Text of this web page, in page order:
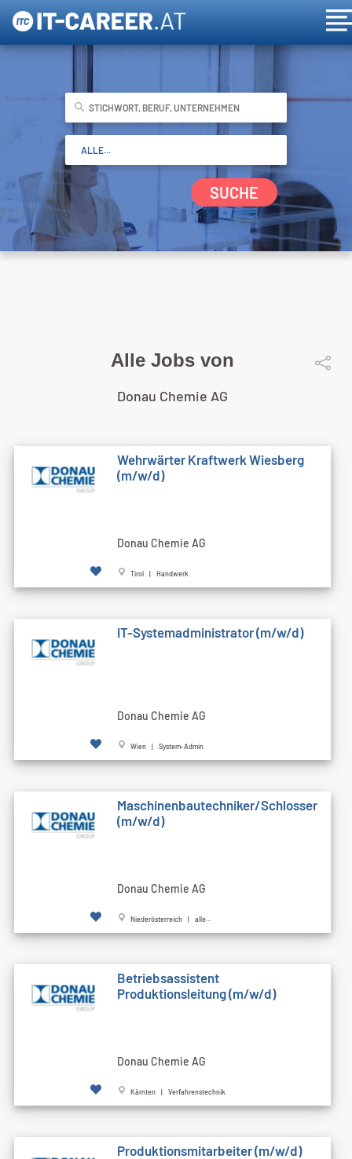
SUCHE
Alle Jobs von
Donau Chemie AG
Wehrwärter Kraftwerk Wiesberg
(m/w/d)
Donau Chemie AG
Tirol | Handwerk
IT-Systemadministrator (m/w/d)
Donau Chemie AG
Wien | System-Admin
Maschinenbautechniker/Schlosser
(m/w/d)
Donau Chemie AG
Niederösterreich | alle...
Betriebsassistent
Produktionsleitung (m/w/d)
Donau Chemie AG
Kärnten | Verfahrenstechnik
Produktionsmitarbeiter (m/w/d)